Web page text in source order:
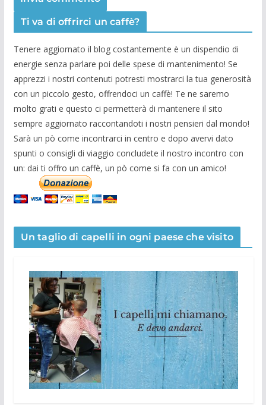
Ti va di offrirci un caffè?
Tenere aggiornato il blog costantemente è un dispendio di
energie senza parlare poi delle spese di mantenimento! Se
apprezzi i nostri contenuti potresti mostrarci la tua generosità
con un piccolo gesto, offrendoci un caffè! Te ne saremo
molto grati e questo ci permetterà di mantenere il sito
sempre aggiornato raccontandoti i nostri pensieri dal mondo!
Sarà un pò come incontrarci in centro e dopo avervi dato
spunti o consigli di viaggio concludete il nostro incontro con
un: dai ti offro un caffè, un pò come si fa con un amico!
Un taglio di capelli in ogni paese che visito